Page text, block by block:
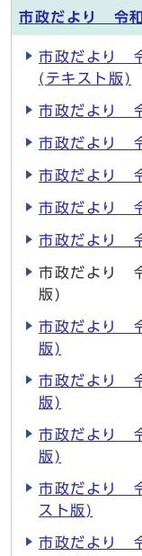
市政だより 令
市政だより
(テキスト版)
市政だより
市政だより
市政だより
市政だより
市政だより
市政だより
版)
市政だより
版)
市政だより
版)
市政だより
版)
市政だより
スト版)
市政だより